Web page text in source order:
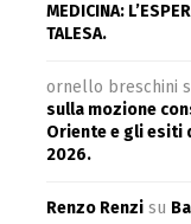
MEDICINA:
TALESA.
ornello breschini
sulla mozione
Oriente e gli esiti
2026.
Renzo Renzi su